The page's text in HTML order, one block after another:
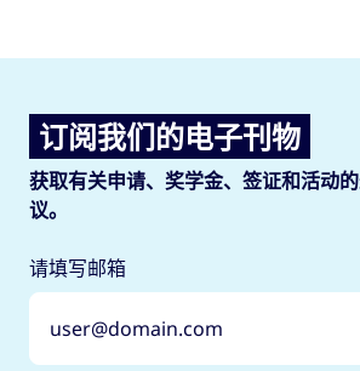
订阅我们的电子刊物
获取有关申请、奖学金、签证和活动
议。
请填写邮箱